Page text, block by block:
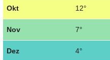
Okt 12°
Nov 7°
Dez 4°